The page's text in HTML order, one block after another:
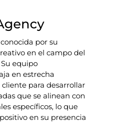
por su
en el campo del
equipo
en estrecha
para desarrollar
que se alinean con
específicos, lo que
en su presencia